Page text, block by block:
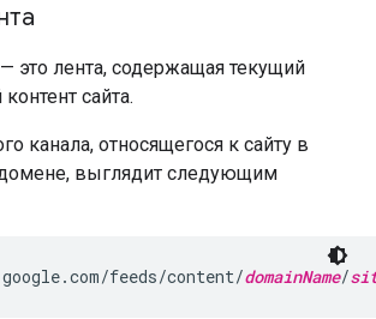
это лента, содержащая текущий
сайта.
канала, относящегося к сайту в
выглядит следующим
feeds/content/domainName/